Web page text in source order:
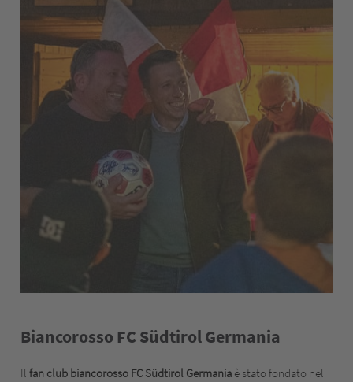
Biancorosso FC Südtirol Germania
Ilfan club biancorosso FC Südtirol Germania è stato fondato nel